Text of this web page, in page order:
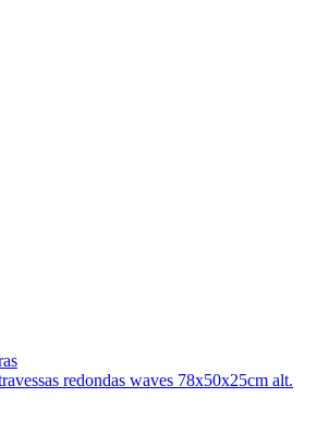
redondas waves 78x50x25cm alt.